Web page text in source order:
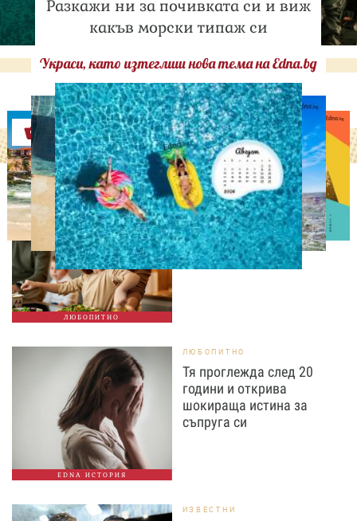
Разкажи ни за почивката си и виж
какъв морски типаж си
Украси, като изтеглиш нова тема на Edna.bg
Оферти
ЛЮБОПИТНО
ЛЮБОПИТНО
Тайната на добрата
вечеря не се крие в
сложната рецепта
EDNA ИСТОРИЯ
ЛЮБОПИТНО
Тя проглежда след 20
години и открива
шокираща истина за
съпруга си
ИЗВЕСТНИ